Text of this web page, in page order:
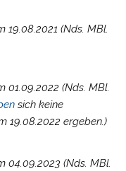
(Nds. MBl.
01.09.2022 (Nds. MBl.
sich keine
19.08.2022 ergeben.)
04.09.2023 (Nds. MBl.